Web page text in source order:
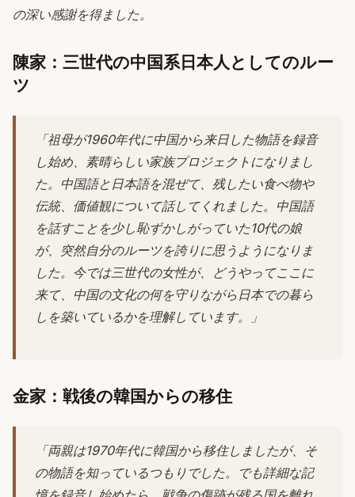
の深い感謝を得ました。
陳家：三世代の中国系日本人としてのルー
ツ
「祖母が1960年代に中国から来日した物語を録音
し始め、素晴らしい家族プロジェクトになりまし
た。中国語と日本語を混ぜて、残したい食べ物や
伝統、価値観について話してくれました。中国語
を話すことを少し恥ずかしがっていた10代の娘
が、突然自分のルーツを誇りに思うようになりま
した。今では三世代の女性が、どうやってここに
来て、中国の文化の何を守りながら日本での暮ら
しを築いているかを理解しています。」
金家：戦後の韓国からの移住
「両親は1970年代に韓国から移住しましたが、そ
の物語を知っているつもりでした。でも詳細な記